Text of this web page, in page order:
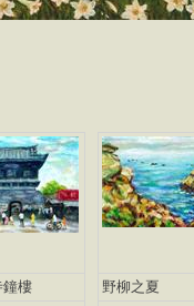
鐘樓
野柳之夏